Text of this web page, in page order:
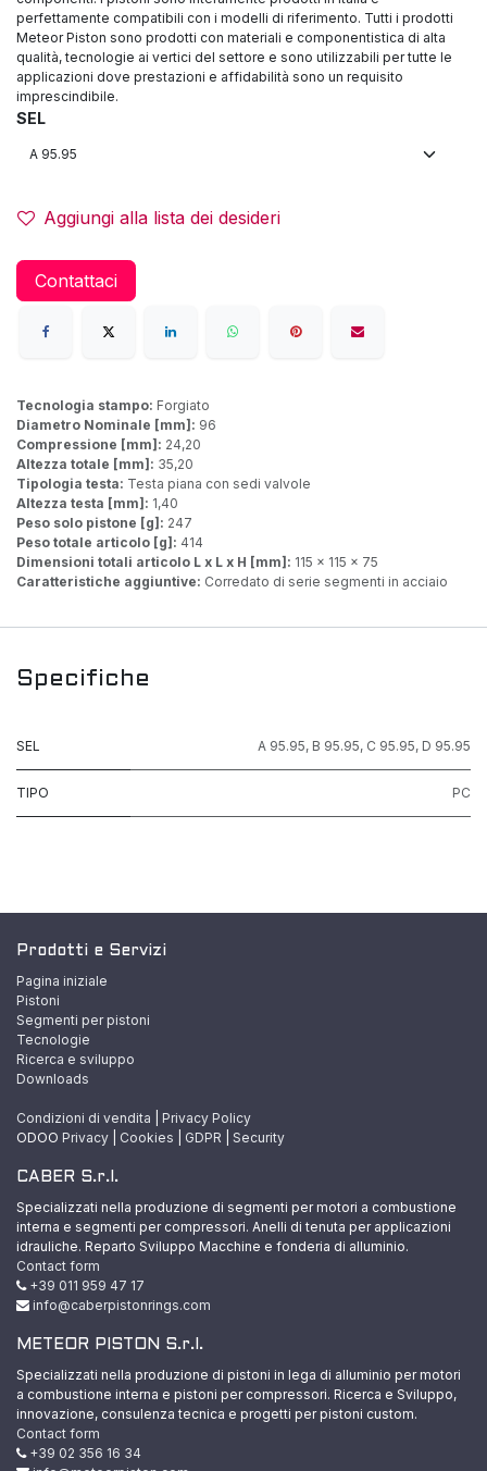
perfettamente compatibili con i modelli di riferimento. Tutti i prodotti
Meteor Piston sono prodotti con materiali e componentistica di alta
qualità, tecnologie ai vertici del settore e sono utilizzabili per tutte le
applicazioni dove prestazioni e affidabilità sono un requisito
imprescindibile.
SEL
Aggiungi alla lista dei desideri
Contattaci
Tecnologia stampo: Forgiato
Diametro Nominale [mm]: 96
Compressione [mm]: 24,20
Altezza totale [mm]: 35,20
Tipologia testa: Testa piana con sedi valvole
Altezza testa [mm]: 1,40
Peso solo pistone [g]: 247
Peso totale articolo [g]: 414
Dimensioni totali articolo L x L x H [mm]: 115 x 115 x 75
Caratteristiche aggiuntive: Corredato di serie segmenti in acciaio
Specifiche
SEL A 95.95, B 95.95, C 95.95, D 95.95
TIPO PC
Prodotti e Servizi
Pagina iniziale
Pistoni
Segmenti per pistoni
Tecnologie
Ricerca e sviluppo
Downloads
Condizioni di vendita
Privacy Policy
ODOO Privacy Cookies GDPR Security
CABER S.r.l.
Specializzati nella produzione di segmenti per motori a combustione
interna e segmenti per compressori. Anelli di tenuta per applicazioni
idrauliche. Reparto Sviluppo Macchine e fonderia di alluminio.
Contact form
+39 011 959 47 17
info@caberpistonrings.com
METEOR PISTON S.r.l.
Specializzati nella produzione di pistoni in lega di alluminio per motori
a combustione interna e pistoni per compressori. Ricerca e Sviluppo,
innovazione, consulenza tecnica e progetti per pistoni custom.
Contact form
+39 02 356 16 34